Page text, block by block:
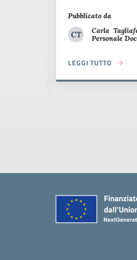
Pubblicato da
Carla
ABOUT ATOMI